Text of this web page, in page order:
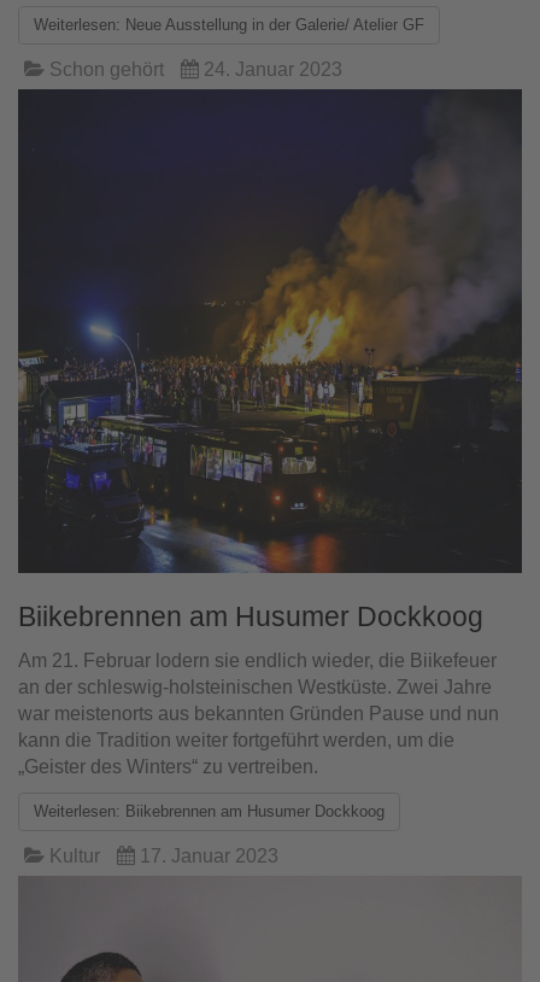
Weiterlesen: Neue Ausstellung in der Galerie/ Atelier GF
Schon gehört 24. Januar 2023
Biikebrennen am Husumer Dockkoog
Am 21. Februar lodern sie endlich wieder, die Biikefeuer
an der schleswig-holsteinischen Westküste. Zwei Jahre
war meistenorts aus bekannten Gründen Pause und nun
kann die Tradition weiter fortgeführt werden, um die
„Geister des Winters“ zu vertreiben.
Weiterlesen: Biikebrennen am Husumer Dockkoog
Kultur 17. Januar 2023